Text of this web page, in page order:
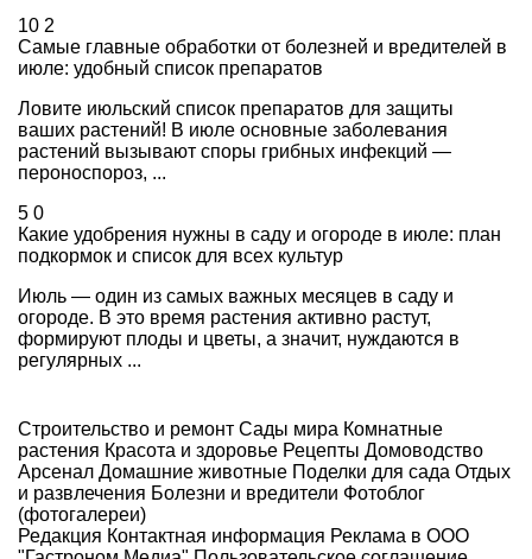
10 2
Самые главные обработки от болезней и вредителей в
июле: удобный список препаратов
Ловите июльский список препаратов для защиты
ваших растений! В июле основные заболевания
растений вызывают споры грибных инфекций —
пероноспороз, ...
5 0
Какие удобрения нужны в саду и огороде в июле: план
подкормок и список для всех культур
Июль — один из самых важных месяцев в саду и
огороде. В это время растения активно растут,
формируют плоды и цветы, а значит, нуждаются в
регулярных ...
Строительство и ремонт Сады мира Комнатные
растения Красота и здоровье Рецепты Домоводство
Арсенал Домашние животные Поделки для сада Отдых
и развлечения Болезни и вредители Фотоблог
(фотогалереи)
Редакция Контактная информация Реклама в ООО